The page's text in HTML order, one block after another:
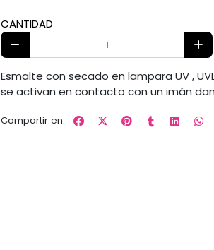
CANTIDAD
Esmalte con secado en lampara UV ,
se activan en contacto con un imán
Compartir en: